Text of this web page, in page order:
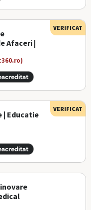
Afaceri |
VERIFICAT
| Educatie
VERIFICAT